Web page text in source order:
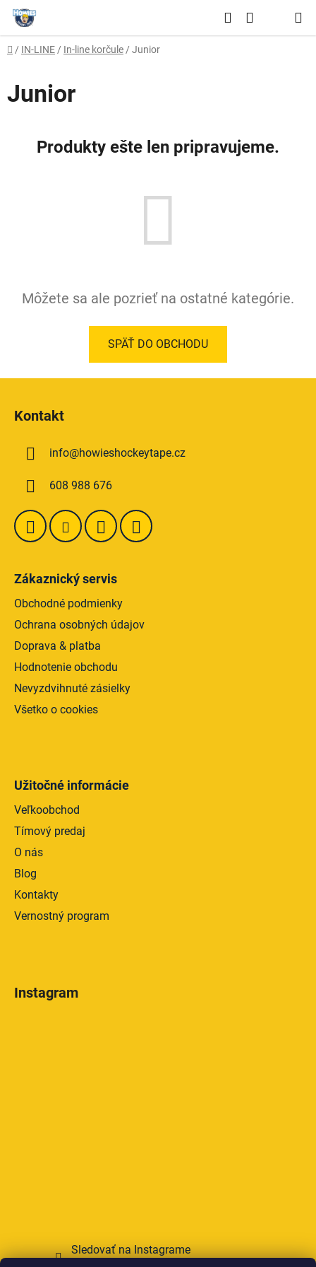
Prejsť
obsah
Hľadať
Domov
/ IN-LINE / In-line korčule / Junior
Junior
Produkty ešte len pripravujeme.
Môžete sa ale pozrieť na ostatné kategórie.
SPÄŤ DO OBCHODU
Kontakt
info@howieshockeytape.cz
608 988 676
Zákaznický servis
Obchodné podmienky
Ochrana osobných údajov
Doprava & platba
Hodnotenie obchodu
Nevyzdvihnuté zásielky
Všetko o cookies
Užitočné informácie
Veľkoobchod
Tímový predaj
O nás
Blog
Kontakty
Vernostný program
Instagram
Sledovať na Instagrame